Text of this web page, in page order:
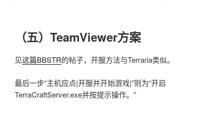
（五）TeamViewer方案
见这篇BBSTR的帖子，开服方法与Terraria类似。
最后一步“主机应点|开服并开始游戏|”则为“开启
TerraCraftServer.exe并按提示操作。”